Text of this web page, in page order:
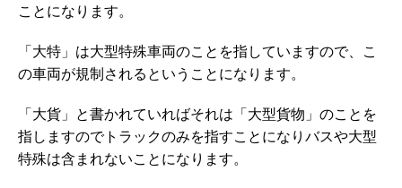
ことになります。
「大特」は大型特殊車両のことを指していますので、こ
の車両が規制されるということになります。
「大貨」と書かれていればそれは「大型貨物」のことを
指しますのでトラックのみを指すことになりバスや大型
特殊は含まれないことになります。